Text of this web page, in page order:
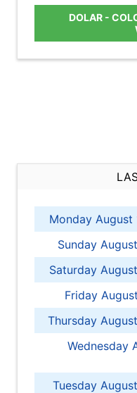
DOLAR -
Monday
Sunday
Saturday
Friday
Thursday
Wednesday
Tuesday